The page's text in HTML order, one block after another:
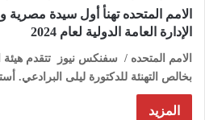
الامم المتحده تهنأ أول سيدة
الإدارة العامة الدولية لعام 2024
الامم المتحده / سفنكس نيوز تتقدم هيئة
بخالص التهنئة للدكتورة ليلى البرادعي.
المزيد